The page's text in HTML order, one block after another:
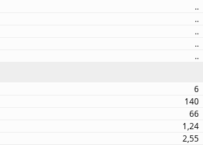
..
..
..
..
..
6
140
66
1,24
2,55